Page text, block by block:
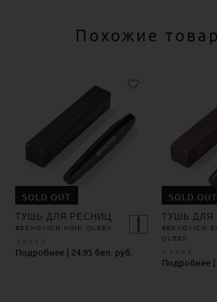
Похожие
SOLD OUT
ТУШЬ ДЛЯ РЕСНИЦ
BERNOVICH NOIR QUEEN
Подробнее | 24.95 бел. руб.
SOLD OUT
ТУШЬ ДЛЯ
BERNOVICH
QUEEN
Подробнее |